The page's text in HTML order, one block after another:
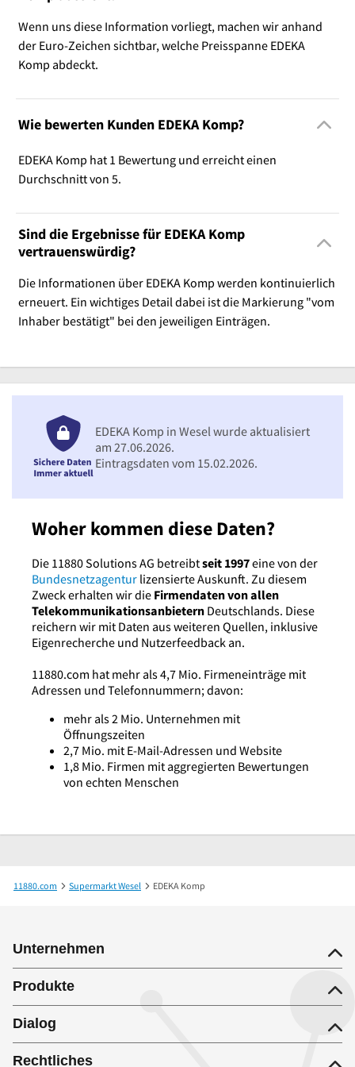
Wenn uns diese Information vorliegt, machen wir anhand
der Euro-Zeichen sichtbar, welche Preisspanne EDEKA
Komp abdeckt.
Wie bewerten Kunden EDEKA Komp?
EDEKA Komp hat 1 Bewertung und erreicht einen
Durchschnitt von 5.
Sind die Ergebnisse für EDEKA Komp
vertrauenswürdig?
Die Informationen über EDEKA Komp werden kontinuierlich
erneuert. Ein wichtiges Detail dabei ist die Markierung "vom
Inhaber bestätigt" bei den jeweiligen Einträgen.
Woher kommen diese Daten?
Die 11880 Solutions AG betreibtseit 1997eine von der
Bundesnetzagentur lizensierte Auskunft. Zu diesem
Zweck erhalten wir die Firmendaten von allen
Telekommunikationsanbietern Deutschlands. Diese
reichern wir mit Daten aus weiteren Quellen, inklusive
Eigenrecherche und Nutzerfeedback an.
11880.com hat mehr als 4,7 Mio. Firmeneinträge mit
Adressen und Telefonnummern; davon:
mehr als 2 Mio. Unternehmen mit
Öffnungszeiten
2,7 Mio. mit E-Mail-Adressen und Website
1,8 Mio. Firmen mit aggregierten Bewertungen
von echten Menschen
EDEKA Komp in Wesel wurde aktualisiert
am 27.06.2026.
Eintragsdaten vom 15.02.2026.
11880.com Supermarkt Wesel EDEKA Komp
Unternehmen
Produkte
Dialog
Rechtliches